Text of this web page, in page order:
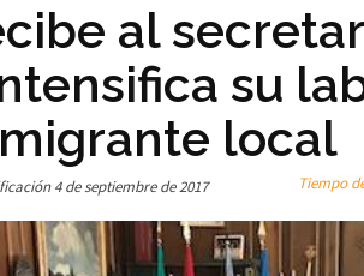
al
su
local
4 de septiembre de 2017 Tiempo